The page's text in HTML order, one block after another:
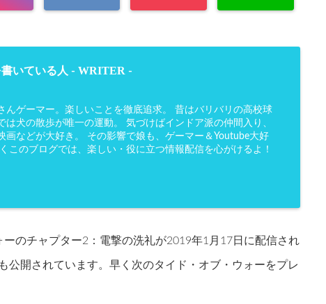
いている人 - WRITER -
んゲーマー。楽しいことを徹底追求。 昔はバリバリの高校球
は犬の散歩が唯一の運動。 気づけばインドア派の仲間入り、
画などが大好き。 その影響で娘も、ゲーマー＆Youtube大好
このブログでは、楽しい・役に立つ情報配信を心がけるよ！
のチャプター2：電撃の洗礼が2019年1月17日に配信され
公開されています。早く次のタイド・オブ・ウォーをプレ